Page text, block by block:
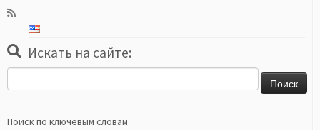
Искать на сайте:
Поиск по ключевым словам